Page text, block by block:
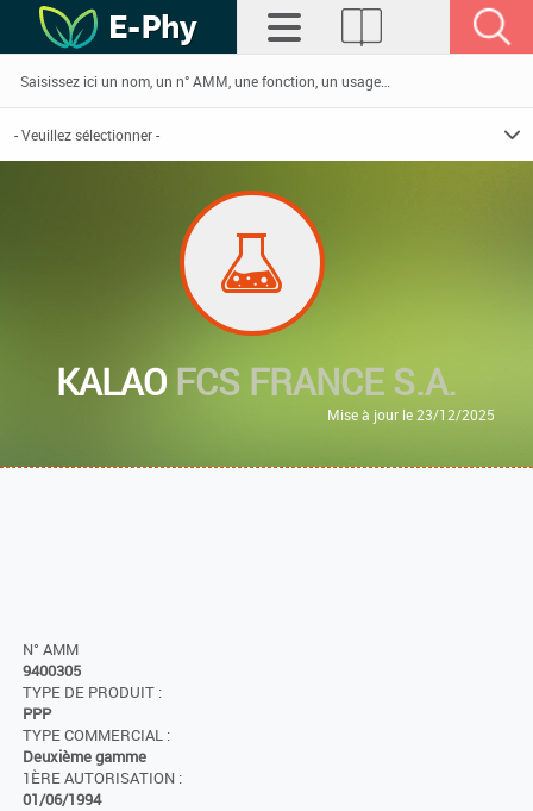
KALAO FCS FRANCE S.A.
Mise à jour le 23/12/2025
N° AMM
9400305
TYPE DE PRODUIT :
PPP
TYPE COMMERCIAL :
Deuxième gamme
1ÈRE AUTORISATION :
01/06/1994